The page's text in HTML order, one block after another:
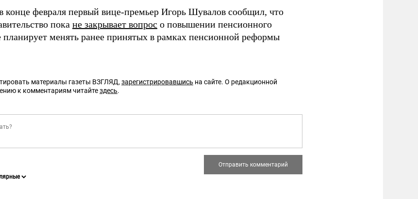
конце февраля первый вице-премьер Игорь Шувалов сообщил, что
пока не закрывает вопрос о повышении пенсионного
планирует менять ранее принятых в рамках пенсионной реформы
материалы газеты ВЗГЛЯД, зарегистрировавшись на сайте. О редакционной
к комментариям читайтездесь.